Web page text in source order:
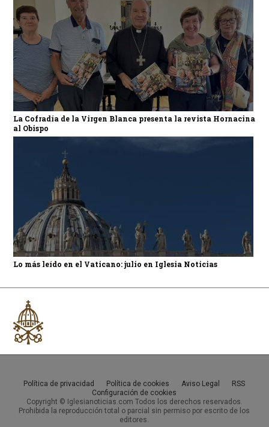
La Cofradía de la Virgen Blanca presenta la revista Hornacina
al Obispo
Lo más leído en el Vaticano: julio en Iglesia Noticias
Política de privacidad Política de cookies Aviso Legal
RSS
Configuración de cookies
Copyright © Iglesianoticias.com Todos los derechos reservados.
Prohibida la reproducción total o parcial sin permiso por escrito de los
editores.